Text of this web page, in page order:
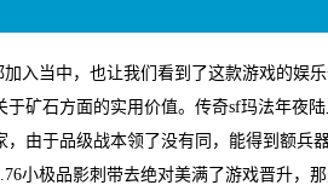
加入当中，也让我们看到了这款游戏的娱
于矿石方面的实用价值。传奇sf玛法年夜
，由于品级战本领了没有同，能得到额兵
小极品影刺带去绝对美满了游戏晋升，